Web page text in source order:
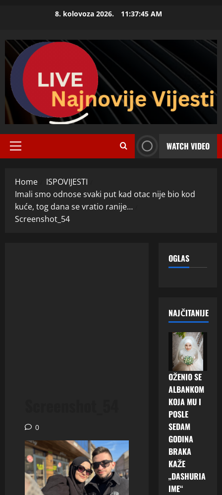
8. kolovoza 2026. 11:37:46 AM
Primary
WATCH VIDEO
Home
ISPOVIJESTI
Imali smo odnose svaki put kad otac nije bio kod
kuće, tog dana se vratio ranije…
Screenshot_54
0
OGLAS
NAJČITANIJE
OŽENIO SE
ALBANKOM
KOJA MU I
POSLE
SEDAM
GODINA
BRAKA
KAŽE
„DASHURIA
IME“